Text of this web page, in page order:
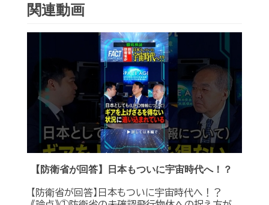
関連動画
【防衛省が回答】日本もついに宇宙時代へ！？
【防衛省が回答】日本もついに宇宙時代へ！？